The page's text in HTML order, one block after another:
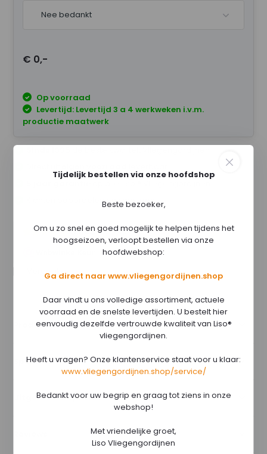
Nee bedankt
€ 0,-
Op voorraad
Levertijd: Levertijd 3 a 4 werkweken i.v.m.
productie maatwerk
Klanten beoordelen ons met een
Vergelijk
Productomschrijving
Specificaties
Uitgebreide specificaties
Tijdelijk bestellen via onze hoofdshop
Beste bezoeker,
Om u zo snel en goed mogelijk te helpen tijdens het
hoogseizoen, verloopt bestellen via onze
hoofdwebshop:
Ga direct naar www.vliegengordijnen.shop
Daar vindt u ons volledige assortiment, actuele
voorraad en de snelste levertijden. U bestelt hier
eenvoudig dezelfde vertrouwde kwaliteit van Liso®
vliegengordijnen.
Heeft u vragen? Onze klantenservice staat voor u klaar:
www.vliegengordijnen.shop/service/
Bedankt voor uw begrip en graag tot ziens in onze
webshop!
Met vriendelijke groet,
Liso Vliegengordijnen